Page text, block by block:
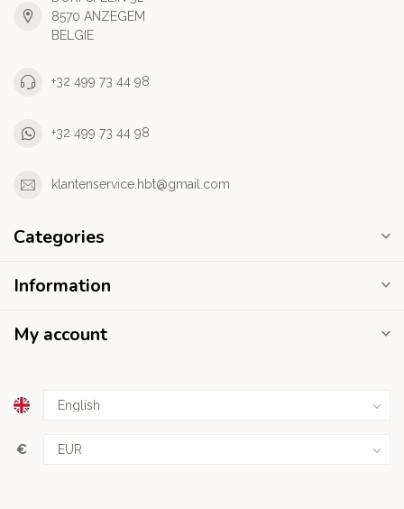
8570 ANZEGEM
BELGIE
+32 499 73 44 98
+32 499 73 44 98
klantenservice.hbt@gmail.com
Categories
Information
My account
€